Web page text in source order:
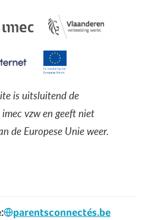
is uitsluitend de
vzw en geeft niet
de Europese Unie weer.
parentsconnectés.be